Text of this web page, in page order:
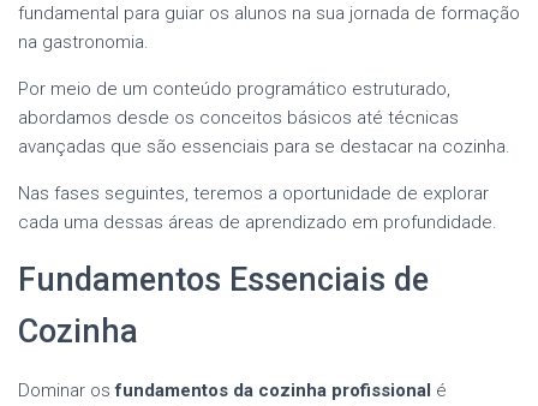
fundamental para guiar os alunos na sua jornada de formação
na gastronomia.
Por meio de um conteúdo programático estruturado,
abordamos desde os conceitos básicos até técnicas
avançadas que são essenciais para se destacar na cozinha.
Nas fases seguintes, teremos a oportunidade de explorar
cada uma dessas áreas de aprendizado em profundidade.
Fundamentos Essenciais de
Cozinha
Dominar osfundamentos da cozinha profissional é